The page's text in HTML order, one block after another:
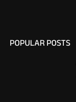
POPULAR POSTS